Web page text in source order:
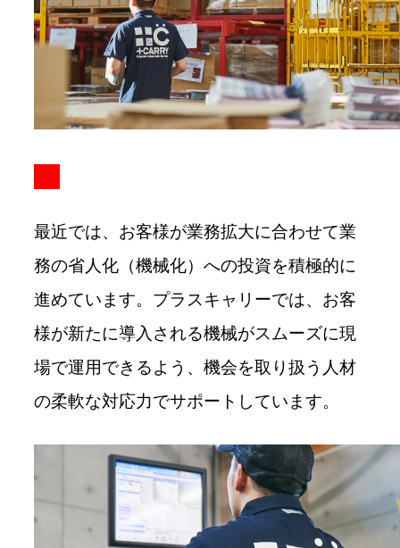
最近では、お客様が業務拡大に合わせて業
務の省人化（機械化）への投資を積極的に
進めています。プラスキャリーでは、お客
様が新たに導入される機械がスムーズに現
場で運用できるよう、機会を取り扱う人材
の柔軟な対応力でサポートしています。